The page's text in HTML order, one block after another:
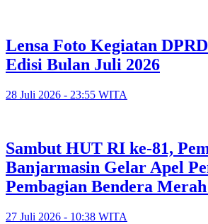
Lensa Foto Kegiatan
Edisi Bulan Juli 2026
28 Juli 2026 - 23:55 WITA
Sambut HUT RI ke-81,
Banjarmasin Gelar Apel
Pembagian Bendera
27 Juli 2026 - 10:38 WITA